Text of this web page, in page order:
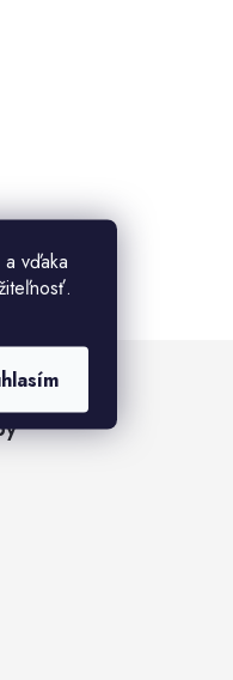
vďaka